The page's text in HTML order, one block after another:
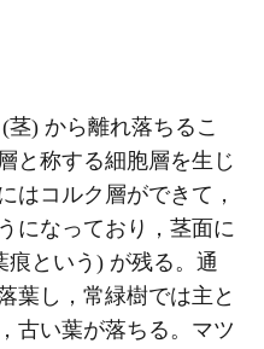
) から離れ落ちるこ
と称する細胞層を生じ
はコルク層ができて，
になっており，茎面に
痕という) が残る。通
葉し，常緑樹では主と
古い葉が落ちる。マツ